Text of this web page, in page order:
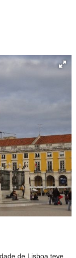
de Lisboa teve